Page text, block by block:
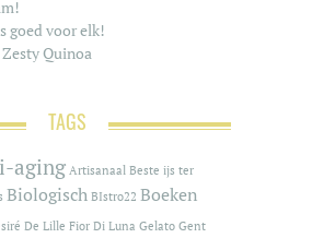
goed voor elk!
Quinoa
TAGS
aging Artisanaal Beste ijs ter
Biologisch BIstro22 Boeken
De Lille Fior Di Luna Gelato Gent